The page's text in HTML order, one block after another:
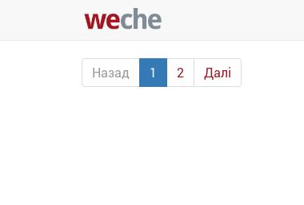
Назад 1 2 Далі